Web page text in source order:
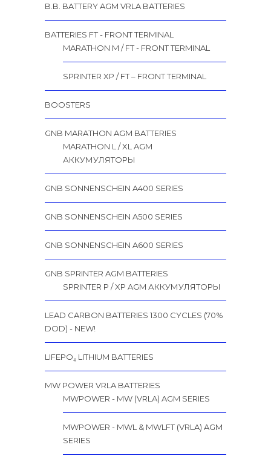
B.B. BATTERY AGM VRLA BATTERIES
BATTERIES FT - FRONT TERMINAL
MARATHON M / FT - FRONT TERMINAL
SPRINTER XP / FT – FRONT TERMINAL
BOOSTERS
GNB MARATHON AGM BATTERIES
MARATHON L / XL AGM
АККУМУЛЯТОРЫ
GNB SONNENSCHEIN A400 SERIES
GNB SONNENSCHEIN A500 SERIES
GNB SONNENSCHEIN A600 SERIES
GNB SPRINTER AGM BATTERIES
SPRINTER P / XP AGM АККУМУЛЯТОРЫ
LEAD CARBON BATTERIES 1300 CYCLES (70%
DOD) - NEW!
LIFEPO₄ LITHIUM BATTERIES
MW POWER VRLA BATTERIES
MWPOWER - MW (VRLA) AGM SERIES
MWPOWER - MWL & MWLFT (VRLA) AGM
SERIES